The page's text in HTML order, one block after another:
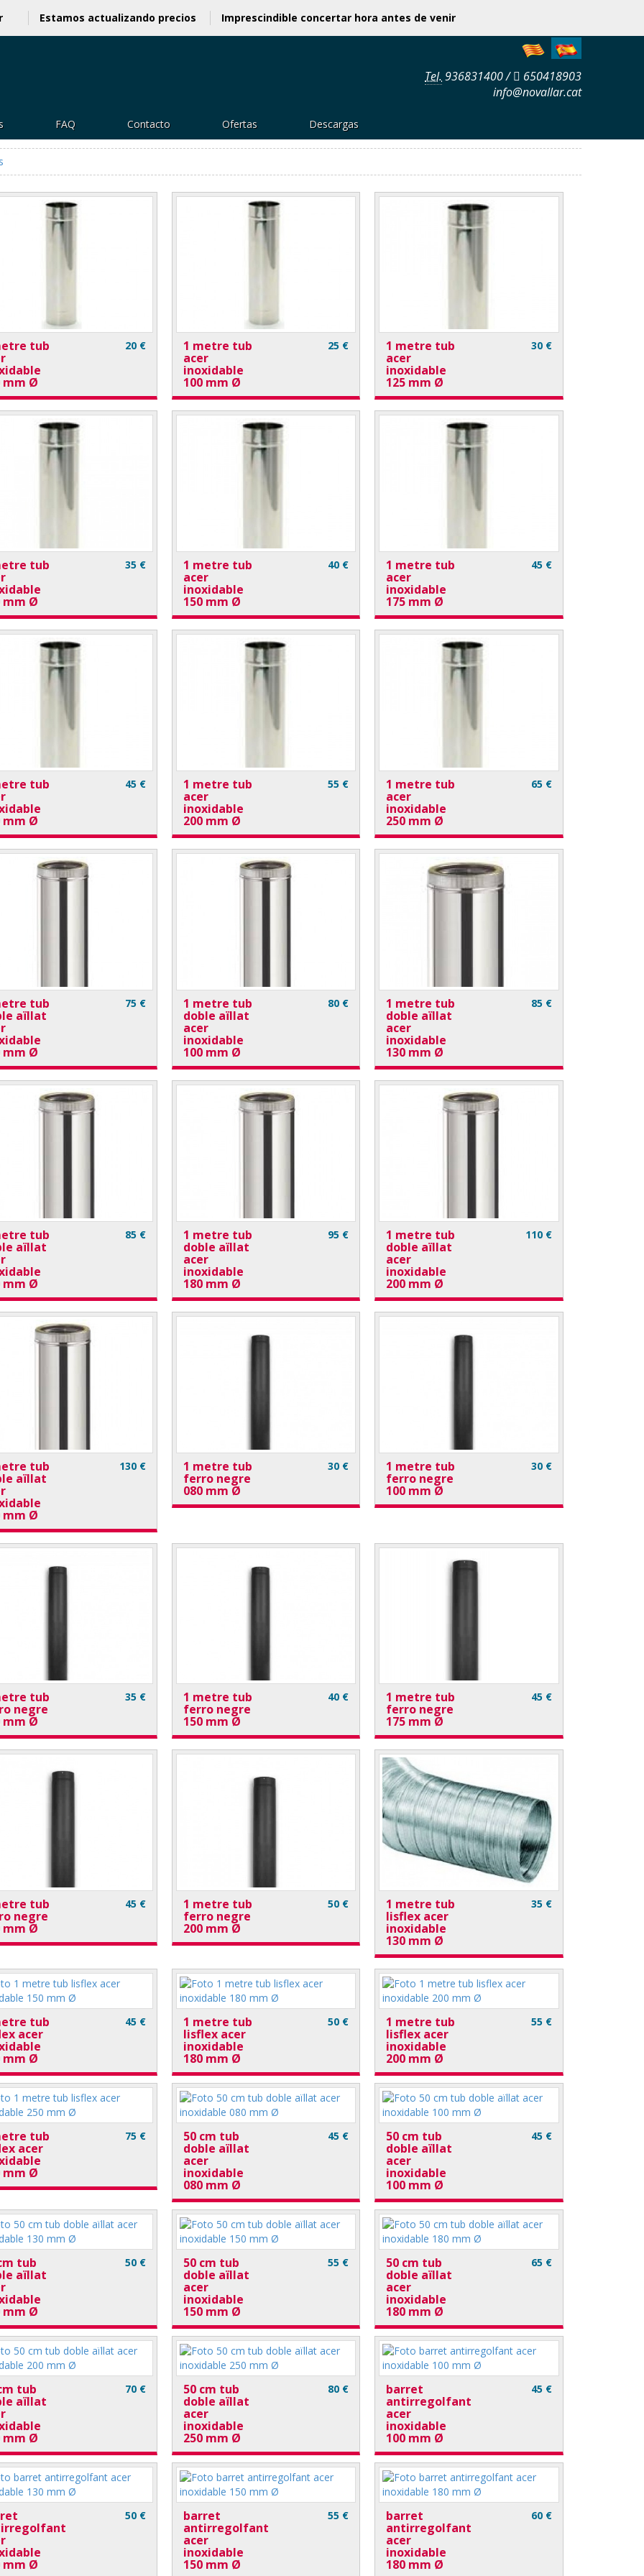
de venir Estamos actualizando precios Imprescindible concertar hora antes de venir
Tel. 936831400/
650418903
info@novallar.cat
FAQ Contacto Ofertas Descargas
tub
mm Ø
20 € 1 metre tub
acer
inoxidable
100 mm Ø
25 € 1 metre tub
acer
inoxidable
125 mm Ø
30 €
tub
mm Ø
35 € 1 metre tub
acer
inoxidable
150 mm Ø
40 € 1 metre tub
acer
inoxidable
175 mm Ø
45 €
tub
mm Ø
45 € 1 metre tub
acer
inoxidable
200 mm Ø
55 € 1 metre tub
acer
inoxidable
250 mm Ø
65 €
tub
aïllat
mm Ø
75 € 1 metre tub
doble aïllat
acer
inoxidable
100 mm Ø
80 € 1 metre tub
doble aïllat
acer
inoxidable
130 mm Ø
85 €
tub
aïllat
mm Ø
85 € 1 metre tub
doble aïllat
acer
inoxidable
180 mm Ø
95 € 1 metre tub
doble aïllat
acer
inoxidable
200 mm Ø
110 €
tub
aïllat
mm Ø
130 € 1 metre tub
ferro negre
080 mm Ø
30 € 1 metre tub
ferro negre
100 mm Ø
30 €
tub
negre
mm Ø
35 € 1 metre tub
ferro negre
150 mm Ø
40 € 1 metre tub
ferro negre
175 mm Ø
45 €
tub
negre
mm Ø
45 € 1 metre tub
ferro negre
200 mm Ø
50 € 1 metre tub
lisflex acer
inoxidable
130 mm Ø
35 €
tub
acer
mm Ø
45 € 1 metre tub
lisflex acer
inoxidable
180 mm Ø
50 € 1 metre tub
lisflex acer
inoxidable
200 mm Ø
55 €
tub
acer
mm Ø
75 € 50 cm tub
doble aïllat
acer
inoxidable
080 mm Ø
45 € 50 cm tub
doble aïllat
acer
inoxidable
100 mm Ø
45 €
tub
aïllat
mm Ø
50 € 50 cm tub
doble aïllat
acer
inoxidable
150 mm Ø
55 € 50 cm tub
doble aïllat
acer
inoxidable
180 mm Ø
65 €
tub
aïllat
mm Ø
70 € 50 cm tub
doble aïllat
acer
inoxidable
250 mm Ø
80 € barret
antirregolfant
acer
inoxidable
100 mm Ø
45 €
mm Ø
50 € barret
antirregolfant
acer
inoxidable
150 mm Ø
55 € barret
antirregolfant
acer
inoxidable
180 mm Ø
60 €